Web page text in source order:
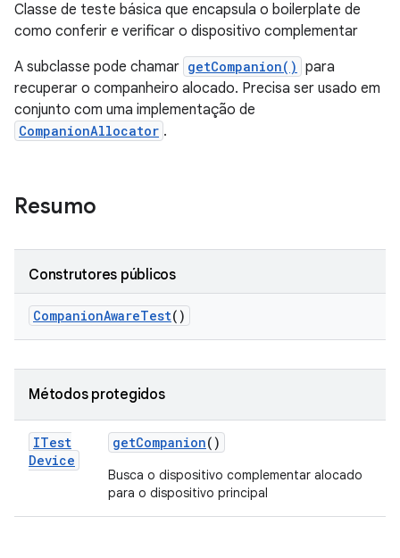
Classe de teste básica que encapsula o boilerplate de
como conferir e verificar o dispositivo complementar
A subclasse pode chamar getCompanion() para
recuperar o companheiro alocado. Precisa ser usado em
conjunto com uma implementação de
CompanionAllocator .
Resumo
Construtores públicos
CompanionAwareTest()
Métodos protegidos
ITest
Device
getCompanion()
Busca o dispositivo complementar alocado
para o dispositivo principal